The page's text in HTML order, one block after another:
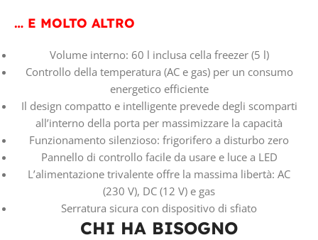
… E MOLTO ALTRO
Volume interno: 60 l inclusa cella freezer (5 l)
Controllo della temperatura (AC e gas) per un consumo
energetico efficiente
Il design compatto e intelligente prevede degli scomparti
all’interno della porta per massimizzare la capacità
Funzionamento silenzioso: frigorifero a disturbo zero
Pannello di controllo facile da usare e luce a LED
L’alimentazione trivalente offre la massima libertà: AC
(230 V), DC (12 V) e gas
Serratura sicura con dispositivo di sfiato
CHI HA BISOGNO